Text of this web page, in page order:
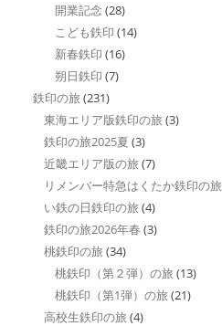
開業記念 (28)
こども鉄印 (14)
新春鉄印 (16)
朔日鉄印 (7)
鉄印の旅 (231)
東海エリア版鉄印の旅 (3)
鉄印の旅2025夏 (3)
近畿エリア版の旅 (7)
リメンバー特急はくたか鉄印の旅
い鉄の日鉄印の旅 (4)
鉄印の旅2026年春 (3)
桃鉄印の旅 (34)
桃鉄印（第２弾）の旅 (13)
桃鉄印（第1弾）の旅 (21)
高校生鉄印の旅 (4)